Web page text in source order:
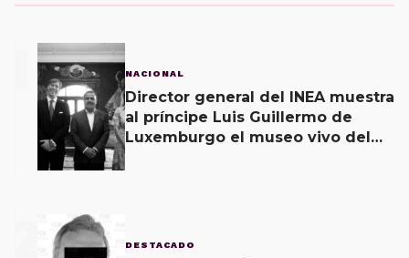
NACIONAL
Director general del INEA muestra
al príncipe Luis Guillermo de
Luxemburgo el museo vivo del
DESTACADO